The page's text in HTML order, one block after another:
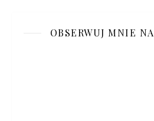
OBSERWUJ MNIE